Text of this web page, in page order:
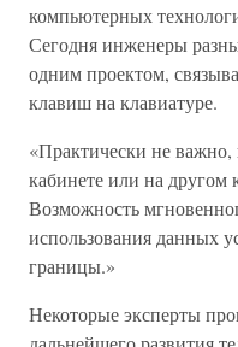
компьютерных
Сегодня инженеры
одним проектом,
клавиш на клавиатуре.
«Практически не важно,
кабинете или на
Возможность
использования данных
границы.»
Некоторые эксперты